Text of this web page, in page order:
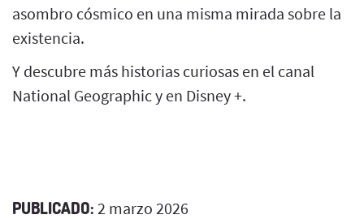
asombro cósmico en una misma mirada sobre la
existencia.
Y descubre más historias curiosas en el canal
National Geographic y en Disney +.
PUBLICADO: 2 marzo 2026